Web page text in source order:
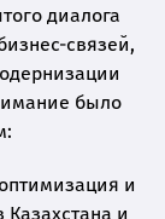
диалога
связей,
было
оптимизация и
Казахстана и